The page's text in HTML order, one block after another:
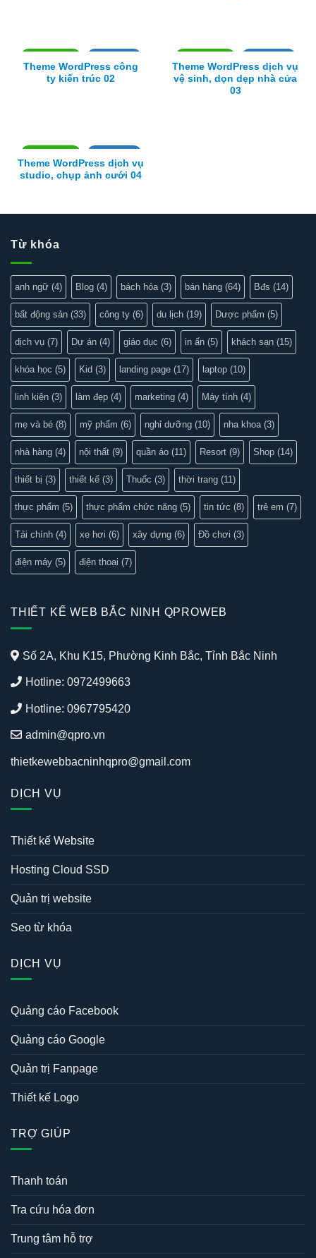
Xem thực tế Xem chi tiết
Theme WordPress công
ty kiến trúc 02
Xem thực tế Xem chi tiết
Theme WordPress dịch vụ
vệ sinh, dọn dẹp nhà cửa
03
Xem thực tế Xem chi tiết
Theme WordPress dịch vụ
studio, chụp ảnh cưới 04
Từ khóa
anh ngữ (4) Blog (4) bách hóa(3) bán hàng (64) Bđs (14)
bất động sản (33) công ty (6) du lịch (19) Dược phẩm (5)
dịch vụ (7) Dự án (4) giáo dục (6) in ấn (5) khách sạn (15)
khóa học (5) Kid (3) landing page (17) laptop (10)
linh kiện (3) làm đẹp (4) marketing (4) Máy tính (4)
mẹ và bé (8) mỹ phẩm (6) nghỉ dưỡng (10) nha khoa(3)
nhà hàng (4) nội thất (9) quần áo (11) Resort (9) Shop (14)
thiết bị (3) thiết kế (3) Thuốc (3) thời trang (11)
thực phẩm (5) thực phẩm chức năng (5) tin tức (8) trẻ em (7)
Tài chính (4) xe hơi (6) xây dựng (6) Đồ chơi (3)
điện máy (5) điện thoại (7)
THIẾT KẾ WEB BẮC NINH QPROWEB
Số 2A, Khu K15, Phường Kinh Bắc, Tỉnh Bắc Ninh
Hotline: 0972499663
Hotline: 0967795420
admin@qpro.vn
thietkewebbacninhqpro@gmail.com
DỊCH VỤ
Thiết kế Website
Hosting Cloud SSD
Quản trị website
Seo từ khóa
DỊCH VỤ
Quảng cáo Facebook
Quảng cáo Google
Quản trị Fanpage
Thiết kế Logo
TRỢ GIÚP
Thanh toán
Tra cứu hóa đơn
Trung tâm hỗ trợ